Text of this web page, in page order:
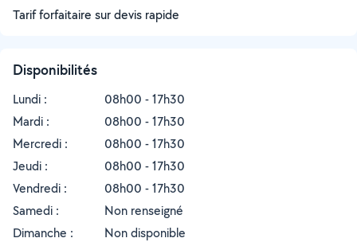
Tarif forfaitaire sur devis rapide
Disponibilités
Lundi :
08h00 - 17h30
Mardi :
08h00 - 17h30
Mercredi :
08h00 - 17h30
Jeudi :
08h00 - 17h30
Vendredi :
08h00 - 17h30
Samedi :
Non renseigné
Dimanche :
Non disponible